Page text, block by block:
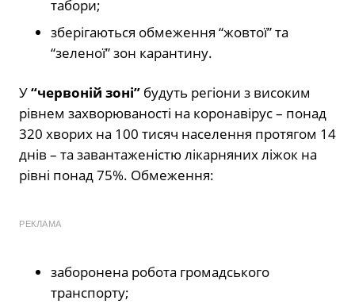
табори;
зберігаються обмеження “жовтої” та
“зеленої” зон карантину.
У“червоній зоні” будуть регіони з високим
рівнем захворюваності на коронавірус – понад
320 хворих на 100 тисяч населення протягом 14
днів – та завантаженістю лікарняних ліжок на
рівні понад 75%. Обмеження:
РЕКЛАМА
заборонена робота громадського
транспорту;